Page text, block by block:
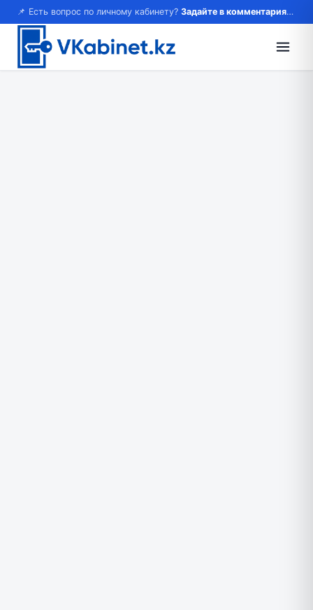
📌 Есть вопрос по личному кабинету? Задайте в комментариях — ответим!